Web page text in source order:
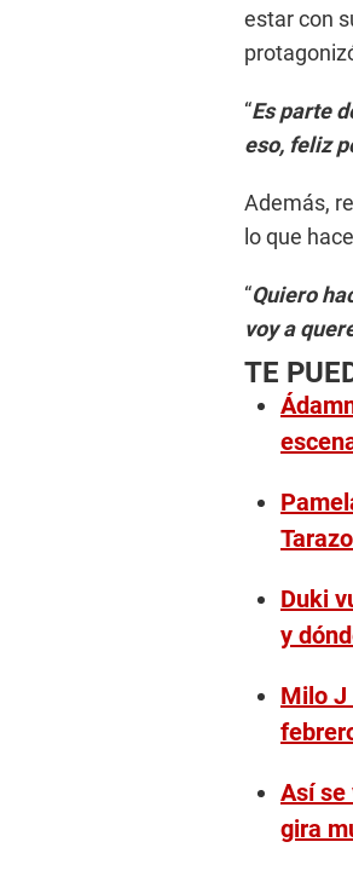
i
n
u
e
3
8
e
o
s
o
estar con
“Es parte
eso, feliz
Además,
lo que
“Quiero
voy a
TE
Duki
y
Milo J
Así se
gira